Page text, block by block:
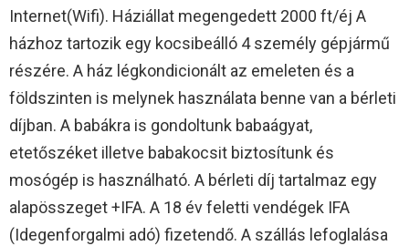
Internet(Wifi). Háziállat megengedett 2000 ft/éj A
házhoz tartozik egy kocsibeálló 4 személy gépjármű
részére. A ház légkondicionált az emeleten és a
földszinten is melynek használata benne van a bérleti
díjban. A babákra is gondoltunk babaágyat,
etetőszéket illetve babakocsit biztosítunk és
mosógép is használható. A bérleti díj tartalmaz egy
alapösszeget +IFA. A 18 év feletti vendégek IFA
(Idegenforgalmi adó) fizetendő. A szállás lefoglalása